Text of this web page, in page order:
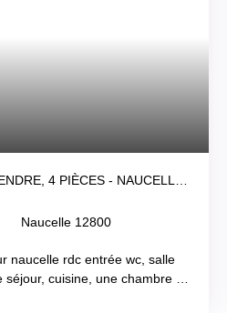
4 PIÈCES - NAUCELLE
Naucelle 12800
naucelle rdc entrée wc, salle
cuisine, une chambre au